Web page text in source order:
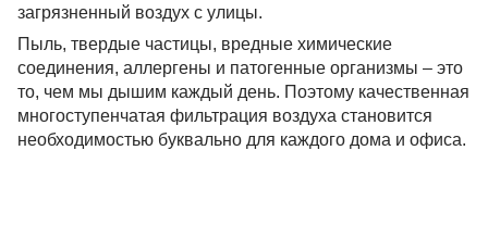
загрязненный воздух с улицы.
Пыль, твердые частицы, вредные химические
соединения, аллергены и патогенные организмы – это
то, чем мы дышим каждый день. Поэтому качественная
многоступенчатая фильтрация воздуха становится
необходимостью буквально для каждого дома и офиса.